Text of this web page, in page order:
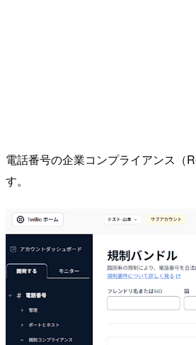
電話番号の企業コンプライアンス（
す。